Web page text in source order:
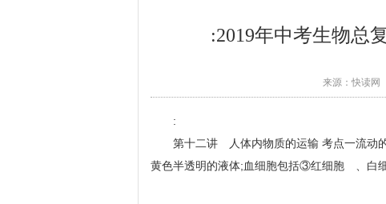
:2019年中考生物总
来源：快读网
:
第十二讲 人体内物质的运输 考点一流
黄色半透明的液体;血细胞包括③红细胞 、白